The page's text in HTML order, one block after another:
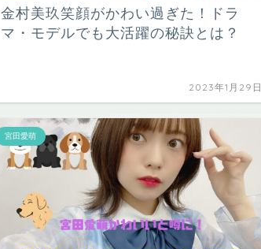
金村美玖笑顔がかわい過ぎた！ドラ
マ・モデルでも大活躍の秘訣とは？
2023年1月29日
宮田愛萌